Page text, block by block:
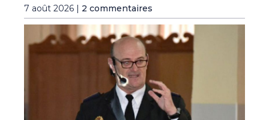
7 août 2026 | 2 commentaires